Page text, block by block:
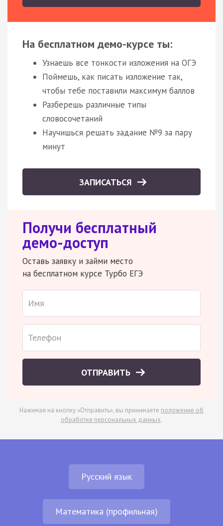
На бесплатном демо-курсе ты:
Узнаешь все тонкости изложения на ОГЭ
Поймешь, как писать изложение так,
чтобы тебе поставили максимум баллов
Разберешь различные типы
словосочетаний
Научишься решать задание №9 за пару
минут
ЗАПИСАТЬСЯ
Получи бесплатный
демо-доступ
Оставь заявку и займи место
на бесплатном курсе Турбо ЕГЭ
ОТПРАВИТЬ
Нажимая на кнопку «Отправить», вы принимаете положение об
обработке персональных данных.
Русский язык
Математика (профильная)